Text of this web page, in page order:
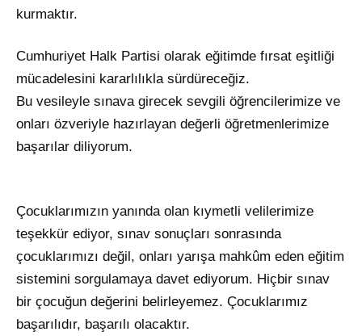
kurmaktır.
Cumhuriyet Halk Partisi olarak eğitimde fırsat eşitliği
mücadelesini kararlılıkla sürdüreceğiz.
Bu vesileyle sınava girecek sevgili öğrencilerimize ve
onları özveriyle hazırlayan değerli öğretmenlerimize
başarılar diliyorum.
Çocuklarımızın yanında olan kıymetli velilerimize
teşekkür ediyor, sınav sonuçları sonrasında
çocuklarımızı değil, onları yarışa mahkûm eden eğitim
sistemini sorgulamaya davet ediyorum. Hiçbir sınav
bir çocuğun değerini belirleyemez. Çocuklarımız
başarılıdır, başarılı olacaktır.